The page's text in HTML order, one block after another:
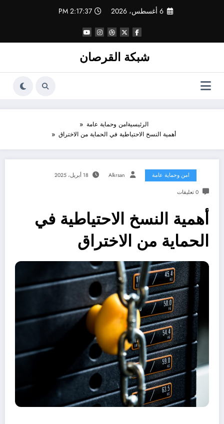
6 أغسطس، 2026 2:17:38 PM
شبكة القرصان
الرئيسيةامن وحماية عامة
أهمية النسخ الاحتياطية في الحماية من الاختراق
امن وحماية عامة Alkrsan 18 أبريل، 2025
0 تعليقات
أهمية النسخ الاحتياطية في
الحماية من الاختراق